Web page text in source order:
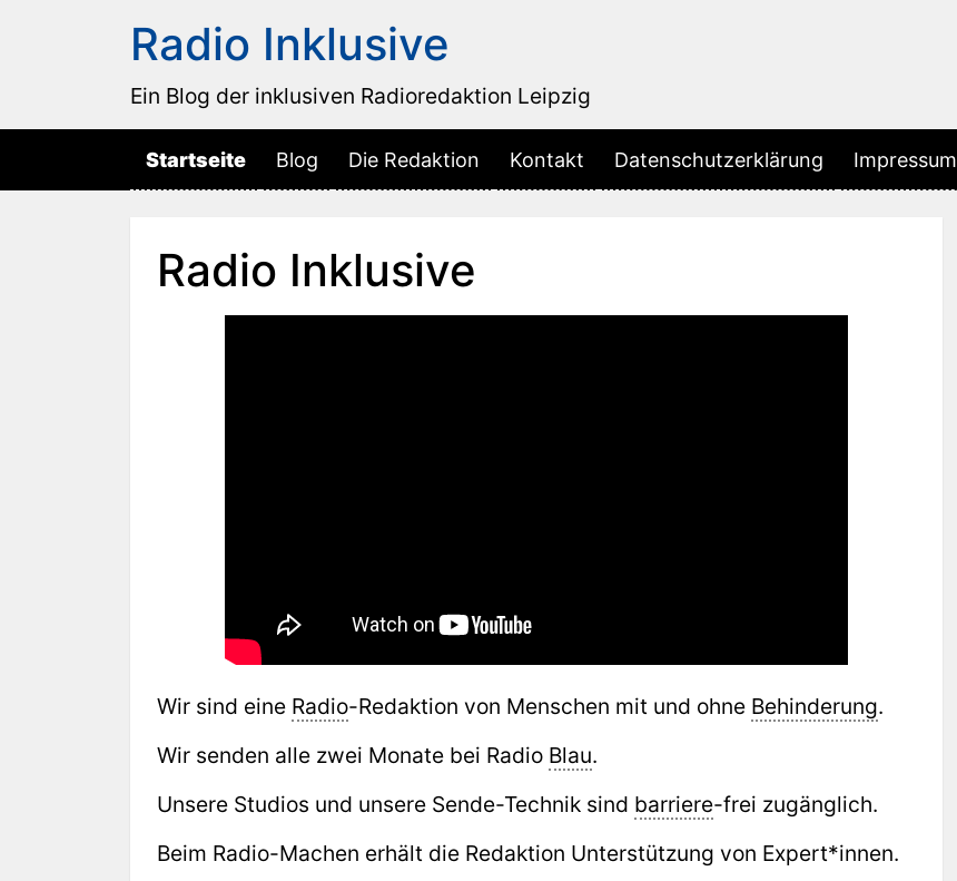
Radio Inklusive
Ein Blog der inklusiven Radioredaktion Leipzig
Startseite Blog Die Redaktion Kontakt Datenschutzerklärung Impressum
Radio Inklusive
Wir sind eine Radio-Redaktion von Menschen mit und ohne Behinderung.
Wir senden alle zwei Monate bei Radio Blau.
Unsere Studios und unsere Sende-Technik sind barriere-frei zugänglich.
Beim Radio-Machen erhält die Redaktion Unterstützung von Expert*innen.